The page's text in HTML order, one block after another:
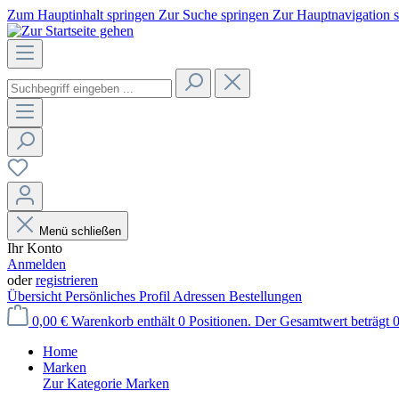
Zum Hauptinhalt springen Zur Suche springen Zur Hauptnavigation
Menü schließen
Ihr Konto
Anmelden
oderregistrieren
Übersicht Persönliches Profil Adressen Bestellungen
0,00 € Warenkorb enthält 0 Positionen. Der Gesamtwert beträgt
Home
Marken
Zur Kategorie Marken